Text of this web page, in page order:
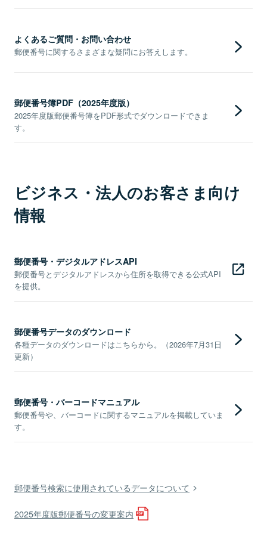
よくあるご質問・お問い合わせ
郵便番号に関するさまざまな疑問にお答えします。
郵便番号簿PDF（2025年度版）
2025年度版郵便番号簿をPDF形式でダウンロードできま
す。
ビジネス・法人のお客さま向け
情報
郵便番号・デジタルアドレスAPI
郵便番号とデジタルアドレスから住所を取得できる公式API
を提供。
郵便番号データのダウンロード
各種データのダウンロードはこちらから。（2026年7月31日
更新）
郵便番号・バーコードマニュアル
郵便番号や、バーコードに関するマニュアルを掲載していま
す。
郵便番号検索に使用されているデータについて
2025年度版郵便番号の変更案内